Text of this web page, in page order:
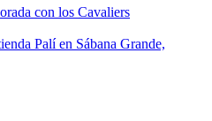
con los Cavaliers
Palí en Sábana Grande,